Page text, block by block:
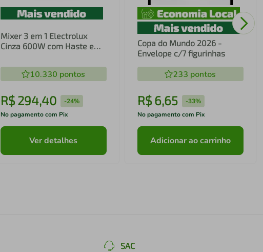
Mixer 3 em 1 Electrolux
Cinza 600W com Haste em
(EIB20)
10.330 pontos
R$ 294,40 -24%
No pagamento com Pix
Ver detalhes
Copa do Mundo 2026 -
Envelope c/7 figurinhas
233 pontos
R$ 6,65 -33%
No pagamento com Pix
Adicionar ao carrinho
SAC